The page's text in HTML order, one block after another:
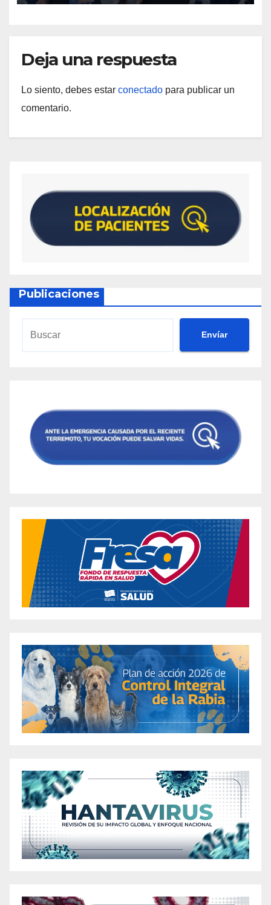
Deja una respuesta
Lo siento, debes estar conectado para publicar un
comentario.
Publicaciones
Envíar